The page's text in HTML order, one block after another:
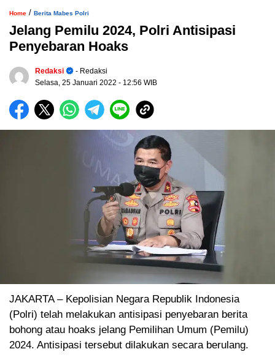
Home / Berita Mabes Polri
Jelang Pemilu 2024, Polri Antisipasi
Penyebaran Hoaks
Redaksi
- Redaksi
Selasa, 25 Januari 2022 - 12:56 WIB
JAKARTA – Kepolisian Negara Republik Indonesia
(Polri) telah melakukan antisipasi penyebaran berita
bohong atau hoaks jelang Pemilihan Umum (Pemilu)
2024. Antisipasi tersebut dilakukan secara berulang.